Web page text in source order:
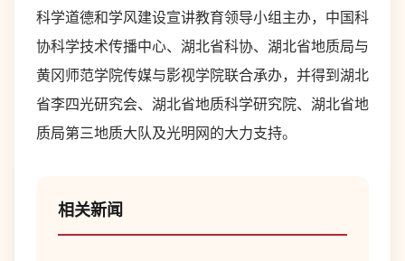
科学道德和学风建设宣讲教育领导小组主办，中国科
协科学技术传播中心、湖北省科协、湖北省地质局与
黄冈师范学院传媒与影视学院联合承办，并得到湖北
省李四光研究会、湖北省地质科学研究院、湖北省地
质局第三地质大队及光明网的大力支持。
相关新闻